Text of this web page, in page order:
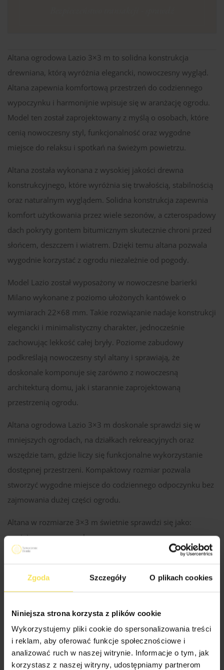
Zgoda Szczegóły O plikach cookies
Niniejsza strona korzysta z plików cookie
Wykorzystujemy pliki cookie do spersonalizowania treści
i reklam, aby oferować funkcje społecznościowe i
analizować ruch w naszej witrynie. Informacje o tym, jak
korzystasz z naszej witryny, udostępniamy partnerom
Altana ogrodowa Lazio 3×3 m to solidna konstrukcja
drewniana, którą wyróżnia elegancki, nowoczesny wygląd.
Altana zapewnia komfortową przestrzeń do codziennego
wypoczynku i harmonijnie wpisuje się w aranżację ogrodu.
Model ten został zaprojektowany z myślą o osobach, które
cenią nowoczesny styl, funkcjonalność oraz wygodne
miejsce do relaksu i spotkań na świeżym powietrzu.
Altana została wykonana z wysokiej jakości drewna
konstrukcyjnego, które wyróżnia się trwałością, stabilnością
oraz naturalnym wyglądem. Solidna konstrukcja zapewnia
komfort użytkowania przez wiele sezonów, a czterospadowy
dach pokryty gontem bitumicznym skutecznie chroni przed
słońcem, deszczem i wiatrem. Dzięki temu altana pozwala
wygodnie korzystać z ogrodu niezależnie od pogody.
Model Lazio został wyposażony w nowoczesne barierki
Milano wykonane z poziomo ułożonych kantówek o
wymiarach 22×68 mm. Takie rozwiązanie nadaje konstrukcji
elegancki i minimalistyczny charakter, jednocześnie
zachowując lekkość całej bryły. Poziome zabudowy
podkreślają nowoczesny styl altany i sprawiają, że
doskonale komponuje się zarówno z nowoczesną
architekturą domu, jak i starannie zaprojektowaną
przestrzenią ogrodu.
Altana ogrodowa Lazio 3×3 m doskonale sprawdzi się w
mniejszych ogrodach, na działkach rekreacyjnych oraz
wszędzie tam, gdzie liczy się funkcjonalne wykorzystanie
dostępnej przestrzeni. Kompaktowy rozmiar pozwala
stworzyć wygodne miejsce do codziennego odpoczynku bez
zajmowania dużej części ogrodu.
Altana w rozmiarze 3×3 m świetnie sprawdzi się jako:
– miejsce na poranną kawę,
– kameralna strefa relaksu,
– estetyczne miejsce do odpoczynku dla kilku osób.
Milano sprawiają, że altana prezentuje się lekko i elegancko,
jednocześnie zapewniając komfortową przestrzeń do
codziennego wypoczynku na świeżym powietrzu.
Kompaktowy rozmiar sprawia, że altana pozostaje wygodna